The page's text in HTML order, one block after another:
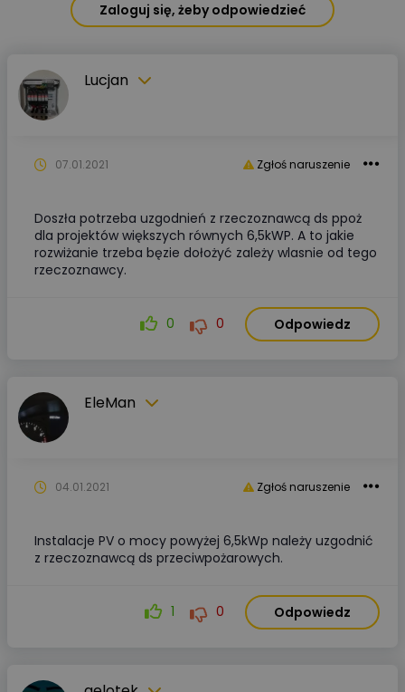
Zaloguj się, żeby odpowiedzieć
Lucjan
Zgłoś naruszenie
07.01.2021
Doszła potrzeba uzgodnień z rzeczoznawcą ds ppoż
dla projektów większych równych 6,5kWP. A to jakie
rozwiżanie trzeba bęzie dołożyć zależy wlasnie od tego
rzeczoznawcy.
0 0 Odpowiedz
EleMan
Zgłoś naruszenie
04.01.2021
Instalacje PV o mocy powyżej 6,5kWp należy uzgodnić
z rzeczoznawcą ds przeciwpożarowych.
1 0 Odpowiedz